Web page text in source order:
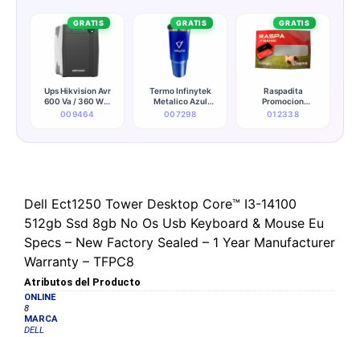
GRATIS
Ups Hikvision Avr
600 Va / 360 W 6
Salidas (120v)
009464
GRATIS
Termo Infinytek
Metalico Azul
(promocionales)
007298
GRATIS
Raspadita
Promocion
Kingston
012338
Dell Ect1250 Tower Desktop Core™ I3-14100
512gb Ssd 8gb No Os Usb Keyboard & Mouse Eu
Specs – New Factory Sealed – 1 Year Manufacturer
Warranty – TFPC8
Atributos del Producto
ONLINE
8
MARCA
DELL